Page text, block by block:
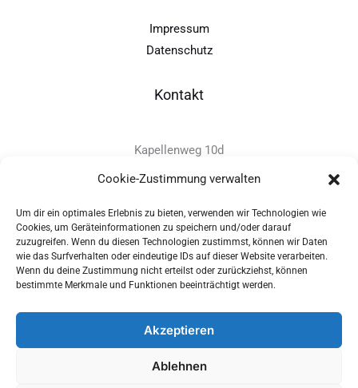
Cookie-Zustimmung verwalten
Um dir ein optimales Erlebnis zu bieten, verwenden wir Technologien wie
Cookies, um Geräteinformationen zu speichern und/oder darauf
zuzugreifen. Wenn du diesen Technologien zustimmst, können wir Daten
wie das Surfverhalten oder eindeutige IDs auf dieser Website verarbeiten.
Wenn du deine Zustimmung nicht erteilst oder zurückziehst, können
bestimmte Merkmale und Funktionen beeinträchtigt werden.
Akzeptieren
Ablehnen
Impressum
Datenschutz
Kontakt
Kapellenweg 10d
D-94575 Windorf
+49 - (0)8546 - 97 39 0
info@provitec.de
www.provitec.com
Copyright © 2026 PROVITEC Trinkwassersysteme e.K | Alle
Rechte vorbehalten |Impressum